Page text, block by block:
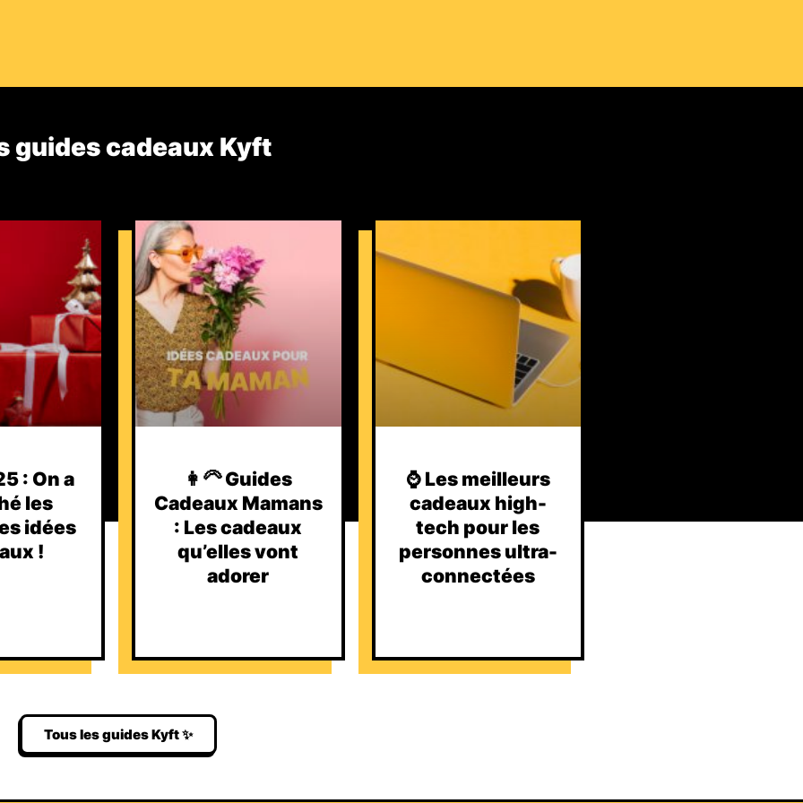
guides cadeaux Kyft​
: On a
les
idées
!
👩‍🦳 Guides
Cadeaux Mamans
: Les cadeaux
qu’elles vont
adorer
⌚️ Les meilleurs
cadeaux high-
tech pour les
personnes ultra-
connectées
Tous les guides Kyft ✨